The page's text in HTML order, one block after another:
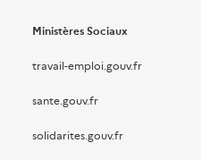
Ministères Sociaux
travail-emploi.gouv.fr
sante.gouv.fr
solidarites.gouv.fr